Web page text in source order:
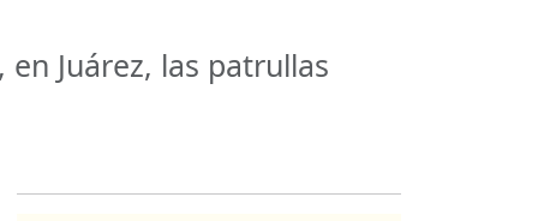
Juárez, las patrullas